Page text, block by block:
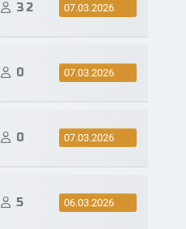
32 07.03.2026
0 07.03.2026
0 07.03.2026
5 06.03.2026